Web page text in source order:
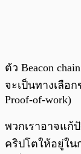
ตัว Beacon
จะเป็นทางเลือ
Proof-of-work)
พวกเราอาจแก้
คริปโตให้อยู่ใน